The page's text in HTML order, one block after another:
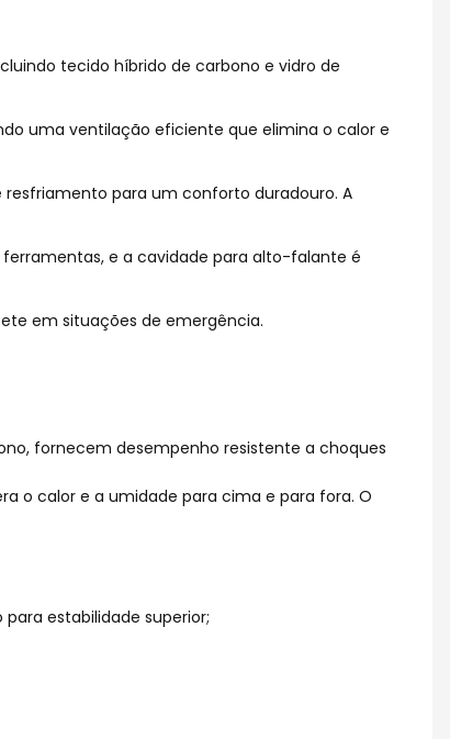
tecido híbrido de carbono e vidro de
uma ventilação eficiente que elimina o calor e
para um conforto duradouro. A
ferramentas, e a cavidade para alto-falante é
em situações de emergência.
fornecem desempenho resistente a choques
o calor e a umidade para cima e para fora. O
estabilidade superior;